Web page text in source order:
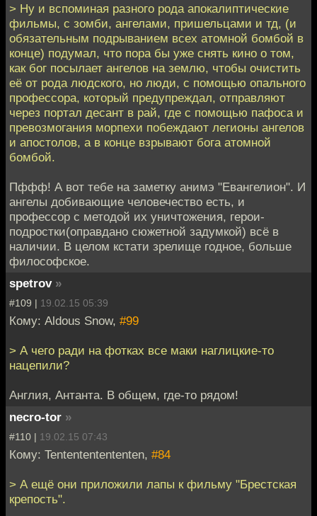
> Ну и вспоминая разного рода апокалиптические
фильмы, с зомби, ангелами, пришельцами и тд, (и
обязательным подрыванием всех атомной бомбой в
конце) подумал, что пора бы уже снять кино о том,
как бог посылает ангелов на землю, чтобы очистить
её от рода людского, но люди, с помощью опального
профессора, который предупреждал, отправляют
через портал десант в рай, где с помощью пафоса и
превозмогания морпехи побеждают легионы ангелов
и апостолов, а в конце взрывают бога атомной
бомбой.
Пффф! А вот тебе на заметку анимэ "Евангелион". И
ангелы добивающие человечество есть, и
профессор с методой их уничтожения, герои-
подростки(оправдано сюжетной задумкой) всё в
наличии. В целом кстати зрелище годное, больше
философское.
spetrov »
#109 | 19.02.15 05:39
Кому: Aldous Snow, #99
> А чего ради на фотках все маки наглицкие-то
нацепили?
Англия, Антанта. В общем, где-то рядом!
necro-tor »
#110 | 19.02.15 07:43
Кому: Tentententententen, #84
> А ещё они приложили лапы к фильму "Брестская
крепость".